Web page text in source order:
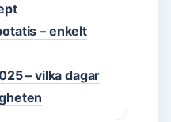
– enkelt
– vilka dagar